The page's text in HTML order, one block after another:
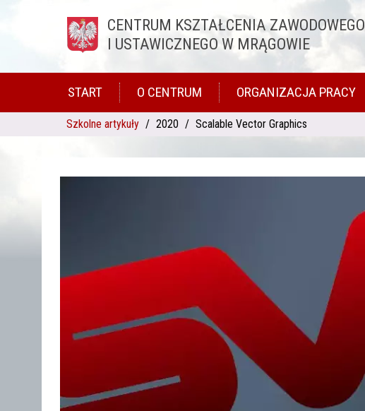
Przejdź do treści
CENTRUM KSZTAŁCENIA ZAWODOWEGO
I USTAWICZNEGO W MRĄGOWIE
START O CENTRUM ORGANIZACJA PRACY
Szkolne artykuły 2020 Scalable Vector Graphics